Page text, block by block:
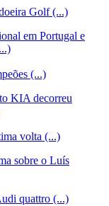
Golf (...)
em Portugal e
(...)
KIA decorreu
volta (...)
sobre o Luís
quattro (...)